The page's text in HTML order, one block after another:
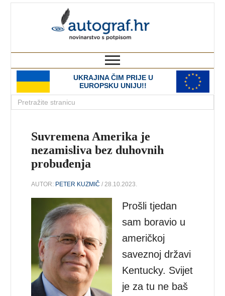
UKRAJINA ČIM PRIJE U
EUROPSKU UNIJU!!
Suvremena Amerika je
nezamisliva bez duhovnih
probuđenja
AUTOR: PETER KUZMIČ / 28.10.2023.
Prošli tjedan
sam boravio u
američkoj
saveznoj državi
Kentucky. Svijet
je za tu ne baš